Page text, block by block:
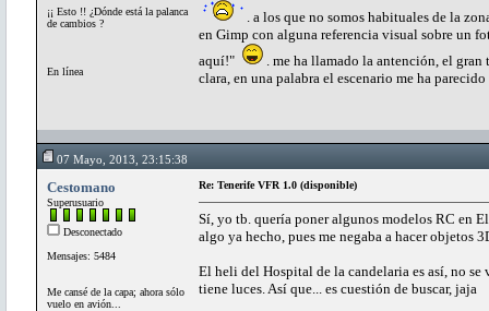
¡¡ Esto !! ¿Dónde está la palanca
de cambios ?
En línea
. a los que no somos habituales de la
en Gimp con alguna referencia visual sobre un
aquí!"
. me ha llamado la antención, el
clara, en una palabra el escenario me ha
07 Mayo, 2013, 23:15:38
Cestomano
Superusuario
Desconectado
Mensajes: 5484
Me cansé de la capa; ahora sólo
vuelo en avión...
Re: Tenerife VFR 1.0 (disponible)
Sí, yo tb. quería poner algunos modelos RC en
algo ya hecho, pues me negaba a hacer objetos
El heli del Hospital de la candelaria es así, no
tiene luces. Así que... es cuestión de buscar, jaja